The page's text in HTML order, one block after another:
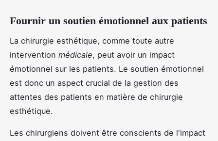
Fournir un soutien émotionnel aux patients
La chirurgie esthétique, comme toute autre
intervention médicale, peut avoir un impact
émotionnel sur les patients. Le soutien émotionnel
est donc un aspect crucial de la gestion des
attentes des patients en matière de chirurgie
esthétique.
Les chirurgiens doivent être conscients de l'impact